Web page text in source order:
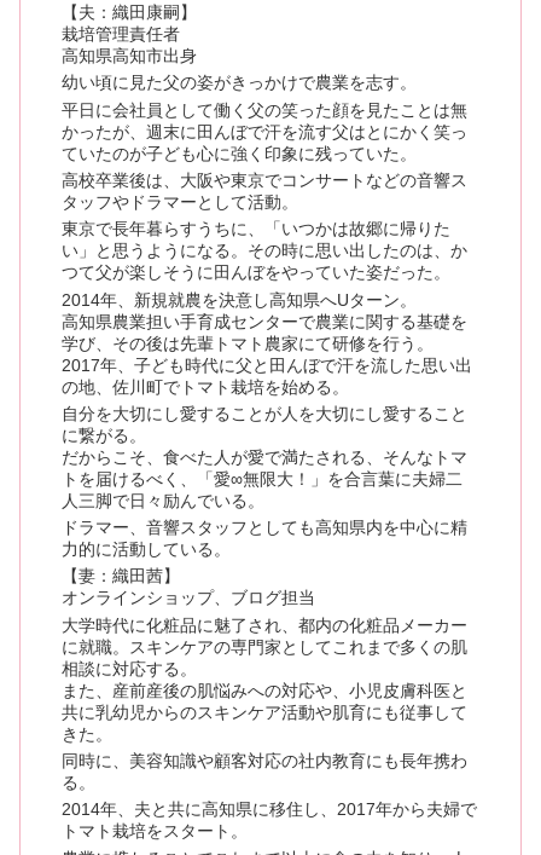
【夫：織田康嗣】
栽培管理責任者
高知県高知市出身
幼い頃に見た父の姿がきっかけで農業を志す。
平日に会社員として働く父の笑った顔を見たことは無
かったが、週末に田んぼで汗を流す父はとにかく笑っ
ていたのが子ども心に強く印象に残っていた。
高校卒業後は、大阪や東京でコンサートなどの音響ス
タッフやドラマーとして活動。
東京で長年暮らすうちに、「いつかは故郷に帰りた
い」と思うようになる。その時に思い出したのは、か
つて父が楽しそうに田んぼをやっていた姿だった。
2014年、新規就農を決意し高知県へUターン。
高知県農業担い手育成センターで農業に関する基礎を
学び、その後は先輩トマト農家にて研修を行う。
2017年、子ども時代に父と田んぼで汗を流した思い出
の地、佐川町でトマト栽培を始める。
自分を大切にし愛することが人を大切にし愛すること
に繋がる。
だからこそ、食べた人が愛で満たされる、そんなトマ
トを届けるべく、「愛∞無限大！」を合言葉に夫婦二
人三脚で日々励んでいる。
ドラマー、音響スタッフとしても高知県内を中心に精
力的に活動している。
【妻：織田茜】
オンラインショップ、ブログ担当
大学時代に化粧品に魅了され、都内の化粧品メーカー
に就職。スキンケアの専門家としてこれまで多くの肌
相談に対応する。
また、産前産後の肌悩みへの対応や、小児皮膚科医と
共に乳幼児からのスキンケア活動や肌育にも従事して
きた。
同時に、美容知識や顧客対応の社内教育にも長年携わ
る。
2014年、夫と共に高知県に移住し、2017年から夫婦で
トマト栽培をスタート。